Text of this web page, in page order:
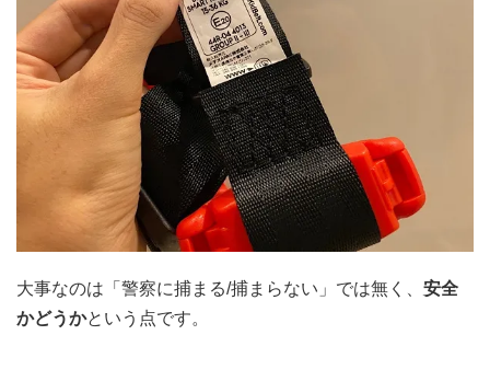
大事なのは「警察に捕まる/捕まらない」では無く、 安全
かどうかという点です。